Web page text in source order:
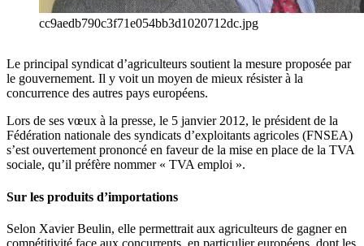
cc9aedb790c3f71e054bb3d1020712dc.jpg
Le principal syndicat d’agriculteurs soutient la mesure proposée par
le gouvernement. Il y voit un moyen de mieux résister à la
concurrence des autres pays européens.
Lors de ses vœux à la presse, le 5 janvier 2012, le président de la
Fédération nationale des syndicats d’exploitants agricoles (FNSEA)
s’est ouvertement prononcé en faveur de la mise en place de la TVA
sociale, qu’il préfère nommer « TVA emploi ».
Sur les produits d’importations
Selon Xavier Beulin, elle permettrait aux agriculteurs de gagner en
compétitivité face aux concurrents, en particulier européens, dont les